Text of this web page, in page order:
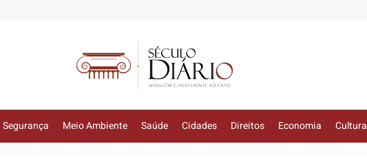
Segurança Meio Ambiente Saúde Cidades Direitos Economia Cultura